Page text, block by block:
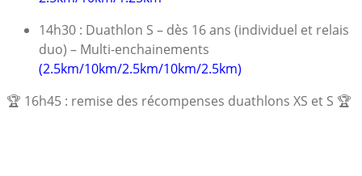
14h30 : Duathlon S – dès 16 ans (individuel et relais
duo) – Multi-enchainements
(2.5km/10km/2.5km/10km/2.5km)
🏆 16h45 : remise des récompenses duathlons XS et S 🏆